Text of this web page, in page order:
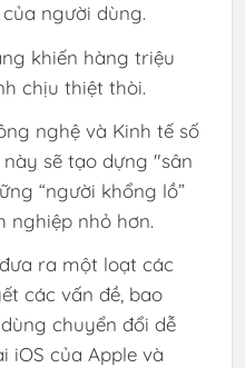
người dùng.
khiến hàng triệu
chịu thiệt thòi.
nghệ và Kinh tế số
sẽ tạo dựng "sân
“người khổng lồ”
nghiệp nhỏ hơn.
ra một loạt các
các vấn đề, bao
chuyển đổi dễ
iOS của Apple và